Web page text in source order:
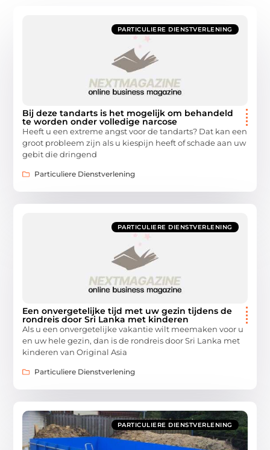
PARTICULIERE DIENSTVERLENING
Bij deze tandarts is het mogelijk om behandeld
te worden onder volledige narcose
Heeft u een extreme angst voor de tandarts? Dat kan een
groot probleem zijn als u kiespijn heeft of schade aan uw
gebit die dringend
Particuliere Dienstverlening
PARTICULIERE DIENSTVERLENING
Een onvergetelijke tijd met uw gezin tijdens de
rondreis door Sri Lanka met kinderen
Als u een onvergetelijke vakantie wilt meemaken voor u
en uw hele gezin, dan is de rondreis door Sri Lanka met
kinderen van Original Asia
Particuliere Dienstverlening
PARTICULIERE DIENSTVERLENING